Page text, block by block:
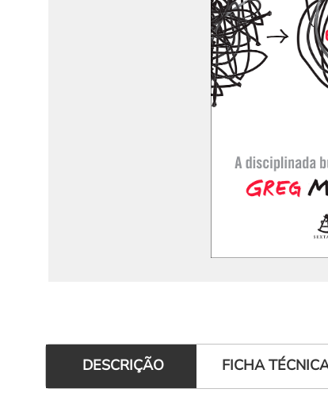
DESCRIÇÃO FICHA